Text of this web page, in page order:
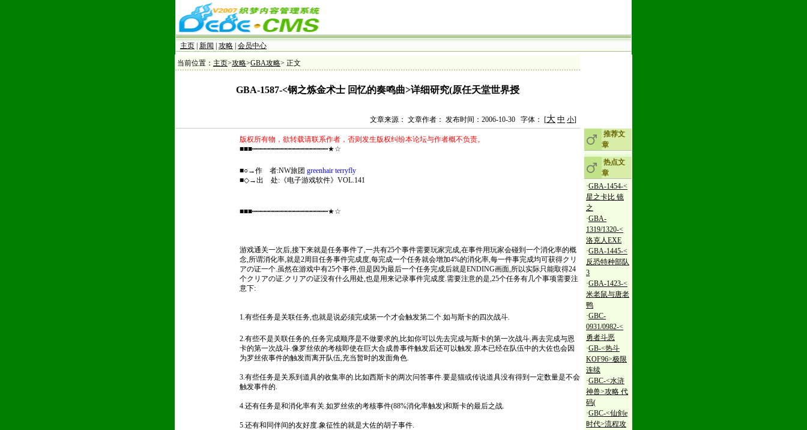
主页 新闻 攻略 会员中心
当前位置： 主页>攻略>GBA攻略> 正文
GBA-1587-<钢之炼金术士 回忆的奏鸣曲>详细研究(原任天堂世界授
文章来源： 文章作者： 发布时间：2006-10-30 字体： [大 中 小]
版权所有物，欲转载请联系作者，否则发生版权纠纷本论坛与作者概不负责。
■■■┅┅┅┅┅┅┅┅┅┅┅┅┅┅┅┅┅┅★☆
■○→作 者:NW旅团 greenhair terryfly
■◇→出 处:《电子游戏软件》VOL.141
■■■┅┅┅┅┅┅┅┅┅┅┅┅┅┅┅┅┅┅★☆
游戏通关一次后,接下来就是任务事件了,一共有25个事件需要玩家完成,在事件用玩家会碰到一个消化率的概
念,所谓消化率,就是2周目任务事件完成度,每完成一个任务就会增加4%的消化率,每一件事完成均可获得クリ
アの证一个.虽然在游戏中有25个事件,但是因为最后一个任务完成后就是ENDING画面,所以实际只能取得24
个クリアの证.クリアの证没有什么用处,也是用来记录事件完成度.需要注意的是,25个任务有几个事项需要注
意下:
1.有些任务是关联任务,也就是说必须完成第一个才会触发第二个.如与斯卡的四次战斗.
2.有些不是关联任务的,任务完成顺序是不做要求的,比如你可以先去完成与斯卡的第一次战斗,再去完成与恩
卡的第一次战斗.像罗丝依的考核即使在巨大合成兽事件触发后还可以触发.原本已经在队伍中的大佐也会因
为罗丝依事件的触发而离开队伍,充当暂时的发面角色.
3.有些任务是关系到道具的收集率的.比如西斯卡的两次问答事件.要是猫或传说道具没有得到一定数量是不会
触发事件的.
4.还有任务是和消化率有关.如罗丝依的考核事件(88%消化率触发)和斯卡的最后之战.
5.还有和同伴间的友好度.象征性的就是大佐的胡子事件.
推荐文
章
热点文
章
·GBA-1454-<
星之卡比 镜
之
·GBA-
1319/1320-<
洛克人EXE
·GBA-1445-<
反恐特种部队
3
·GBA-1423-<
米老鼠与唐老
鸭
·GBC-
0931/0982-<
勇者斗恶
·GB-<热斗
KOF96>极限
连续
·GBC-<水浒
神兽>攻略 代
码(
·GBC-<仙剑e
时代>流程攻